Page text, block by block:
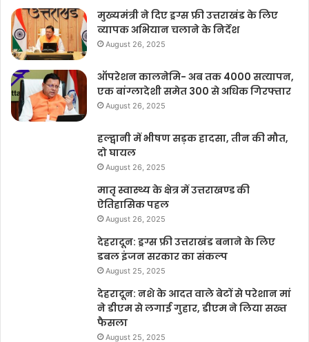
मुख्यमंत्री ने दिए ड्रग्स फ्री उत्तराखंड के लिए
व्यापक अभियान चलाने के निर्देश
August 26, 2025
ऑपरेशन कालनेमि- अब तक 4000 सत्यापन,
एक बांग्लादेशी समेत 300 से अधिक गिरफ्तार
August 26, 2025
हल्द्वानी में भीषण सड़क हादसा, तीन की मौत,
दो घायल
August 26, 2025
मातृ स्वास्थ्य के क्षेत्र में उत्तराखण्ड की
ऐतिहासिक पहल
August 26, 2025
देहरादून: ड्रग्स फ्री उत्तराखंड बनाने के लिए
डबल इंजन सरकार का संकल्प
August 25, 2025
देहरादून: नशे के आदत वाले बेटों से परेशान मां
ने डीएम से लगाई गुहार, डीएम ने लिया सख्त
फैसला
August 25, 2025